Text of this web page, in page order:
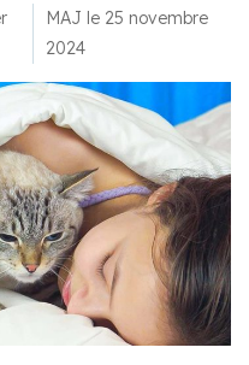
MAJ le 25 novembre
2024